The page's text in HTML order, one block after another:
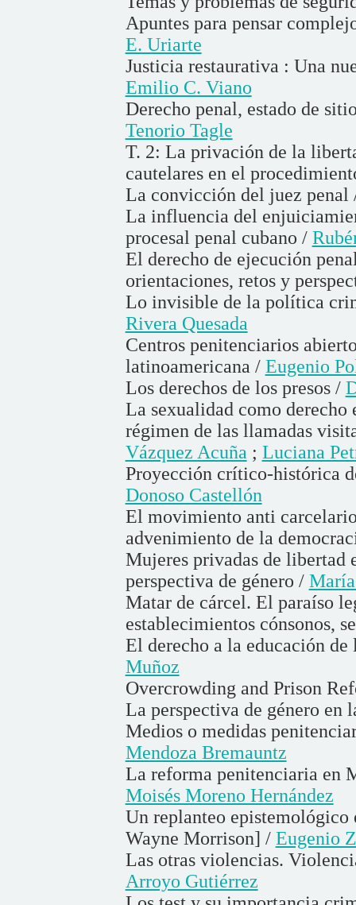
Apuntes para pensar
E. Uriarte
Justicia restaurativa : Una
Emilio C. Viano
Derecho penal, estado de
Tenorio Tagle
T. 2: La privación de la
cautelares en el
La convicción del juez
La influencia del
procesal penal cubano /
El derecho de ejecución
orientaciones, retos y
Lo invisible de la política
Rivera Quesada
Centros penitenciarios
latinoamericana / Eugenio
Los derechos de los presos /
La sexualidad como
régimen de las llamadas
Vázquez Acuña ; Luciana
Proyección crítico-histórica
Donoso Castellón
El movimiento anti
advenimiento de la
Mujeres privadas de libertad
perspectiva de género /
Matar de cárcel. El paraíso
establecimientos cónsonos,
El derecho a la educación
Muñoz
Overcrowding and Prison
La perspectiva de género en
Medios o medidas
Mendoza Bremauntz
La reforma penitenciaria en
Moisés Moreno Hernández
Un replanteo
Wayne Morrison] / Eugenio
Las otras violencias.
Arroyo Gutiérrez